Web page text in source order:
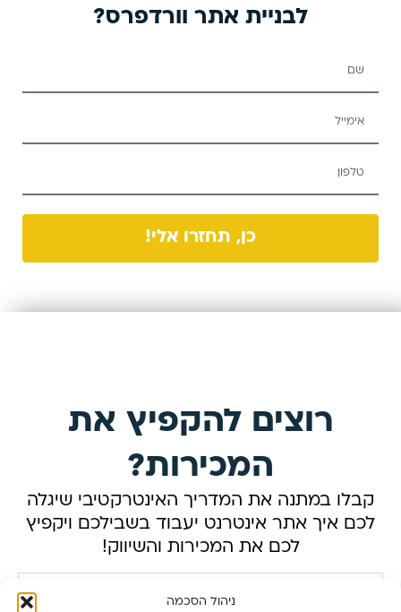
ניהול הסכמה
לבניית אתר וורדפרס?
כן, תחזרו אלי!
רוצים להקפיץ את
המכירות?
קבלו במתנה את המדריך האינטרקטיבי שיגלה
לכם איך אתר אינטרנט יעבוד בשבילכם ויקפיץ
לכם את המכירות והשיווק!